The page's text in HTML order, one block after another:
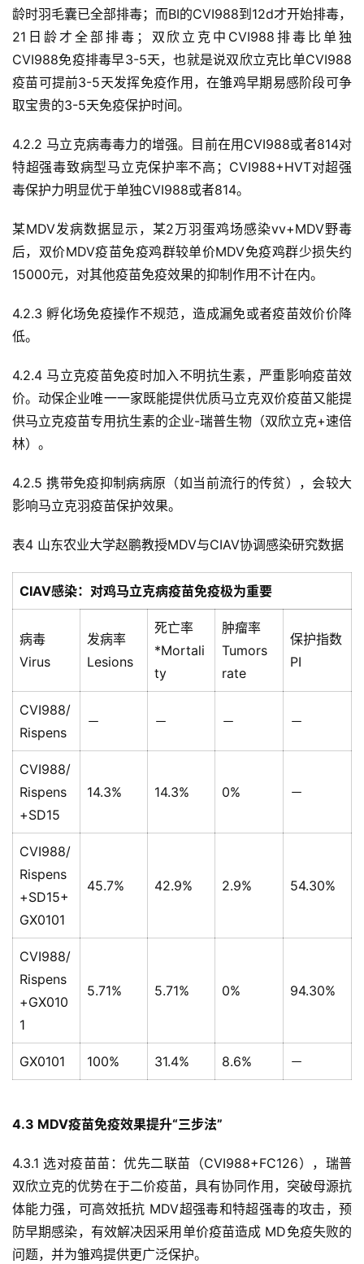
龄时羽毛囊已全部排毒；而BI的CVI988到12d才开始排毒，
21日龄才全部排毒；双欣立克中CVI988排毒比单独
CVI988免疫排毒早3-5天，也就是说双欣立克比单CVI988
疫苗可提前3-5天发挥免疫作用，在雏鸡早期易感阶段可争
取宝贵的3-5天免疫保护时间。
4.2.2 马立克病毒毒力的增强。目前在用CVI988或者814对
特超强毒致病型马立克保护率不高；CVI988+HVT对超强
毒保护力明显优于单独CVI988或者814。
某MDV发病数据显示，某2万羽蛋鸡场感染vv+MDV野毒
后，双价MDV疫苗免疫鸡群较单价MDV免疫鸡群少损失约
15000元，对其他疫苗免疫效果的抑制作用不计在内。
4.2.3 孵化场免疫操作不规范，造成漏免或者疫苗效价价降
低。
4.2.4 马立克疫苗免疫时加入不明抗生素，严重影响疫苗效
价。动保企业唯一一家既能提供优质马立克双价疫苗又能提
供马立克疫苗专用抗生素的企业-瑞普生物（双欣立克+速倍
林）。
4.2.5 携带免疫抑制病病原（如当前流行的传贫），会较大
影响马立克羽疫苗保护效果。
表4 山东农业大学赵鹏教授MDV与CIAV协调感染研究数据
CIAV感染： 对鸡马立克病疫苗免疫极为重要
病毒
Virus
发病率
Lesions
死亡率
*Mortali
ty
肿瘤率
Tumors
rate
保护指数
PI
CVI988/
Rispens
－ － － －
CVI988/
Rispens
+SD15
14.3% 14.3% 0% －
CVI988/
Rispens
+SD15+
GX0101
45.7% 42.9% 2.9% 54.30%
CVI988/
Rispens
+GX010
1
5.71% 5.71% 0% 94.30%
GX0101 100% 31.4% 8.6% －
4.3 MDV疫苗免疫效果提升“三步法”
4.3.1 选对疫苗苗：优先二联苗（CVI988+FC126），瑞普
双欣立克的优势在于二价疫苗，具有协同作用，突破母源抗
体能力强，可高效抵抗 MDV超强毒和特超强毒的攻击，预
防早期感染，有效解决因采用单价疫苗造成 MD免疫失败的
问题，并为雏鸡提供更广泛保护。